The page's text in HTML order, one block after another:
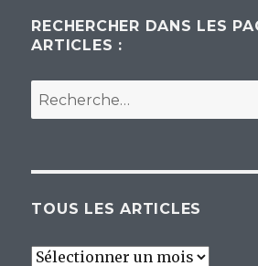
RECHERCHER DANS LES
ARTICLES :
Recherche
pour :
TOUS LES ARTICLES
Tous